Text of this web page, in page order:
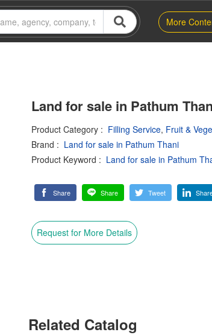
More
Land for sale in Pathum
Product Category : Filling Service, Fruit &
Brand : Land for sale in Pathum Thani
Product Keyword : Land for sale in Pathum
Share Share Tweet
Request for More Details
Related Catalog